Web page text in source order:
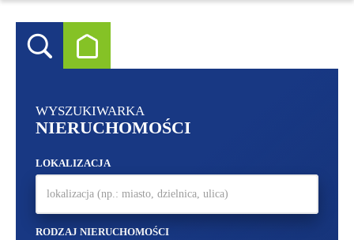
WYSZUKIWARKA
NIERUCHOMOŚCI
LOKALIZACJA
RODZAJ NIERUCHOMOŚCI